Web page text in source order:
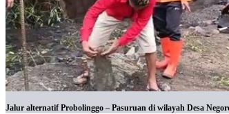
Jalur alternatif Probolinggo – Pasuruan di wilayah Desa